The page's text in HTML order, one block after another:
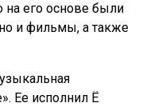
на его основе были
и фильмы, а также
Ее исполнил Ё